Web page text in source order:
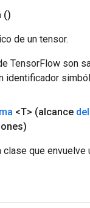
()
de un tensor.
TensorFlow son
identificador
<T> (alcance
que envuelve